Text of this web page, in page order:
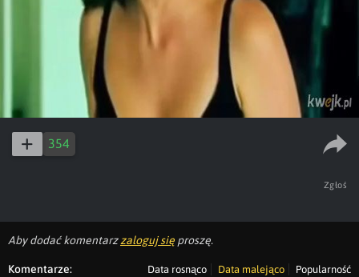
354
Zgłoś
Aby dodać komentarzzaloguj się proszę.
Komentarze: Data rosnąco Data malejąco Popularność